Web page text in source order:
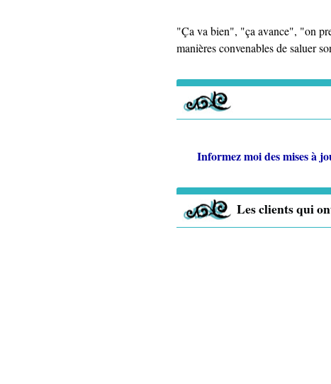
"Ça va bien", "ça avance", "on
manières convenables de saluer
Informez moi des mises à
Les clients qui